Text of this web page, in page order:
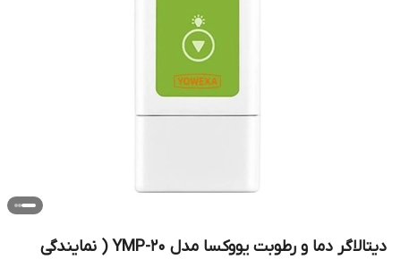
دیتالاگر دما و رطوبت یووکسا مدل YMP-20 ( نمایندگی